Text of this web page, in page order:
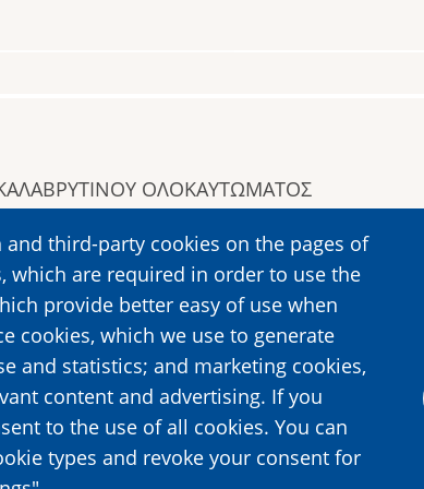
third-party cookies on the pages of
which are required in order to use the
provide better easy of use when
cookies, which we use to generate
and statistics; and marketing cookies,
content and advertising. If you
to the use of all cookies. You can
types and revoke your consent for
ΟΛΟΚΑΥΤΩΜΑΤΟΣ
info@dmko.gr
Image